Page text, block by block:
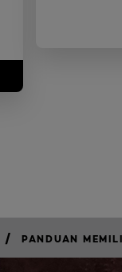
/ PANDUAN